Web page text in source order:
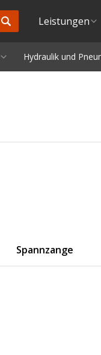
Leistungen
Hydraulik und
Spannzange